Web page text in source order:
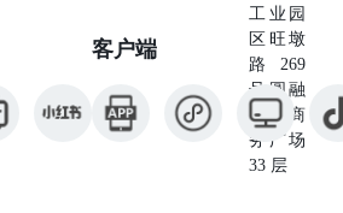
客户端
工业园
区旺墩
路269
号圆融
星座商
务广场
33 层